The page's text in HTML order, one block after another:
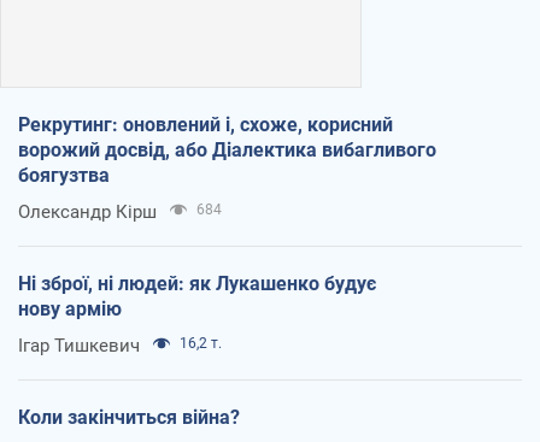
Рекрутинг: оновлений і, схоже, корисний
ворожий досвід, або Діалектика вибагливого
боягузтва
Олександр Кірш 684
Ні зброї, ні людей: як Лукашенко будує
нову армію
Ігар Тишкевич 16,2 т.
Коли закінчиться війна?